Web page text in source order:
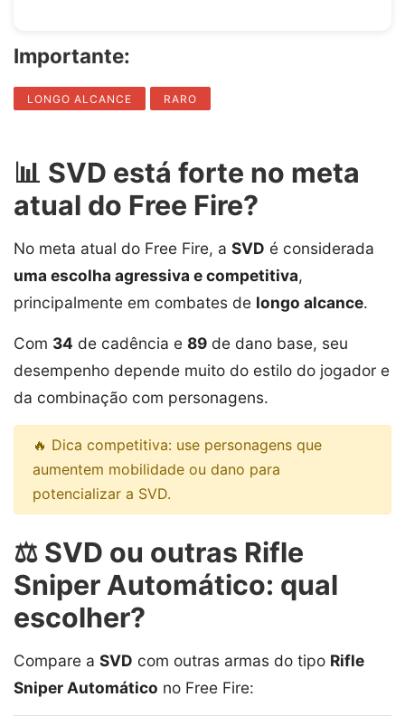
Importante:
LONGO ALCANCE RARO
📊 SVD está forte no meta
atual do Free Fire?
No meta atual do Free Fire, a SVD é considerada
uma escolha agressiva e competitiva,
principalmente em combates de longo alcance.
Com 34 de cadência e 89 de dano base, seu
desempenho depende muito do estilo do jogador e
da combinação com personagens.
🔥 Dica competitiva: use personagens que
aumentem mobilidade ou dano para
potencializar a SVD.
⚖️ SVD ou outras Rifle
Sniper Automático: qual
escolher?
Compare a SVD com outras armas do tipo Rifle
Sniper Automático no Free Fire: